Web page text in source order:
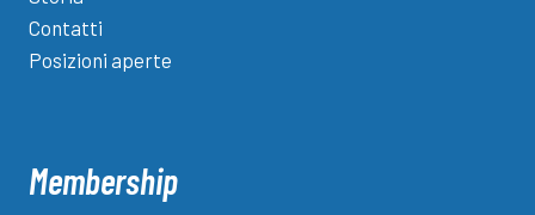
Contatti
Posizioni aperte
Membership